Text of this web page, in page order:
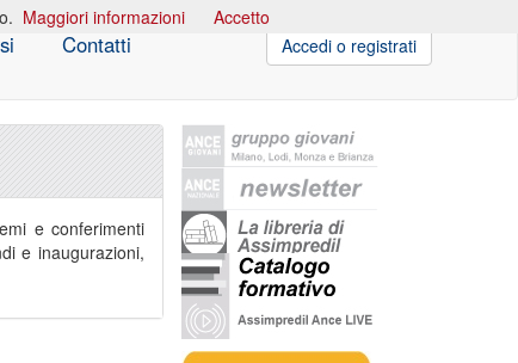
Contatti Accedi o registrati
e conferimenti
e inaugurazioni,
Maggiori informazioni Accetto